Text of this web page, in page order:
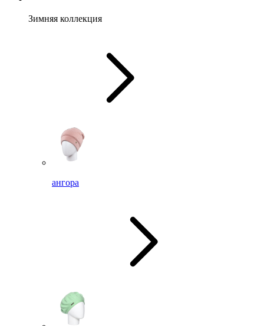
Зимняя коллекция
ангора